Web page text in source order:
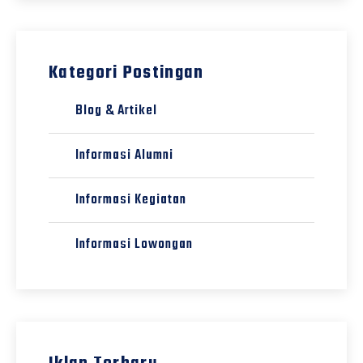
Kategori Postingan
Blog & Artikel
Informasi Alumni
Informasi Kegiatan
Informasi Lowongan